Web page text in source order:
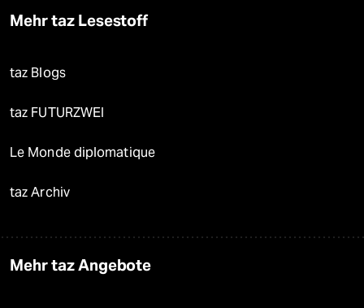
Mehr taz Lesestoff
taz Blogs
taz FUTURZWEI
Le Monde diplomatique
taz Archiv
Mehr taz Angebote